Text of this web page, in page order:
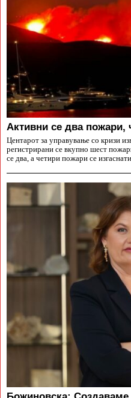
Aктивни се два пожари,
Центарот за управување со кризи
регистрирани се вкупно шест
се два, а четири пожари се